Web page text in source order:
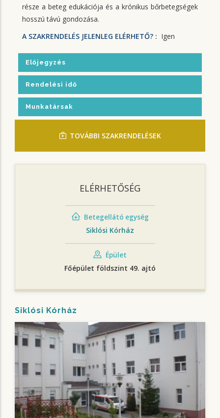
része a beteg edukációja és a krónikus bőrbetegségek
hosszú távú gondozása.
A SZAKRENDELÉS JELENLEG ELÉRHETŐ? : Igen
Előjegyzés
Rendelési idő
Munkatársak
TOVÁBBI SZAKRENDELÉSEK
ELÉRHETŐSÉG
Betegellátó egység
Siklósi Kórház
Épület
Főépület földszint 49. ajtó
Siklósi Kórház